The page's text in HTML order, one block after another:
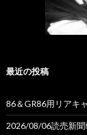
最近の投稿
86＆GR86用リアキ
2026/08/06読売新